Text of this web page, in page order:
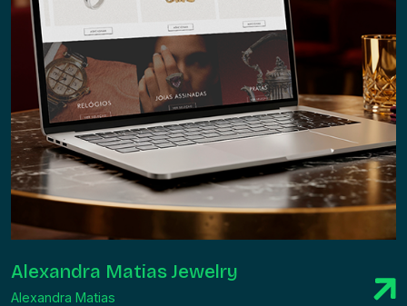
Alexandra Matias Jewelry
Alexandra Matias